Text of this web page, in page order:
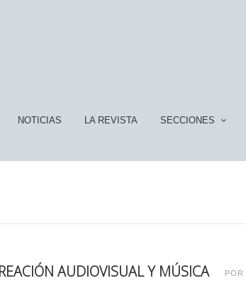
NOTICIAS LA REVISTA SECCIONES
AUDIOVISUAL Y MÚSICA
POR